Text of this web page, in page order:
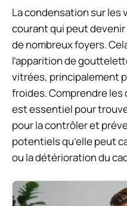
La condensation sur les
courant qui peut
de nombreux foyers.
l’apparition de
vitrées, principalement
froides. Comprendre les
est essentiel pour
pour la contrôler et
potentiels qu’elle peut
ou la détérioration du